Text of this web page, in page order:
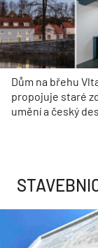
Dům na břehu
propojuje staré
umění a český